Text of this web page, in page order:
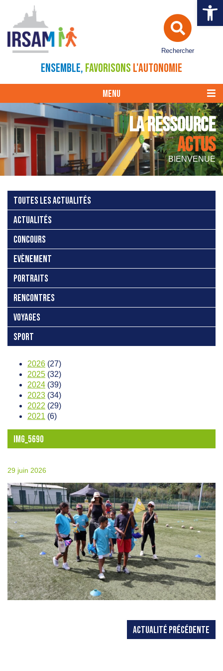
Ouvrir
Rechercher
ENSEMBLE, FAVORISONS L'AUTONOMIE
MENU
LA RESSOURCE
ACTUS
BIENVENUE
TOUTES LES ACTUALITÉS
ACTUALITÉS
CONCOURS
EVÈNEMENT
PORTRAITS
RENCONTRES
VOYAGES
SPORT
2026 (27)
2025 (32)
2024 (39)
2023 (34)
2022 (29)
2021 (6)
IMG_5690
29 juin 2026
ACTUALITÉ PRÉCÉDENTE